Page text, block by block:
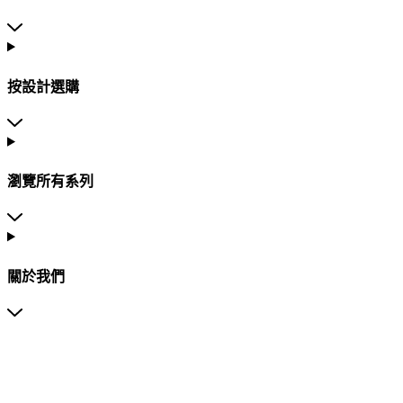
按設計選購
瀏覽所有系列
關於我們